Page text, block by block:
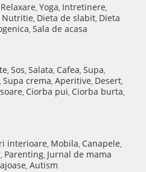
Relaxare, Yoga, Intretinere,
Nutritie, Dieta de slabit, Dieta
, Sala de acasa
, Sos, Salata, Cafea, Supa,
, Supa crema, Aperitive, Desert,
, Ciorba pui, Ciorba burta,
interioare, Mobila, Canapele,
, Parenting, Jurnal de mama
, Autism